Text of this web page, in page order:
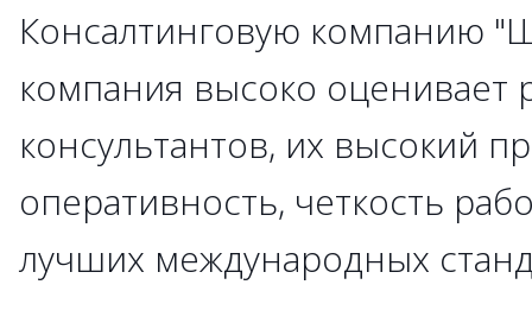
Консалтинговую компанию
компания высоко оценивает
консультантов, их высокий
оперативность, четкость
лучших международных